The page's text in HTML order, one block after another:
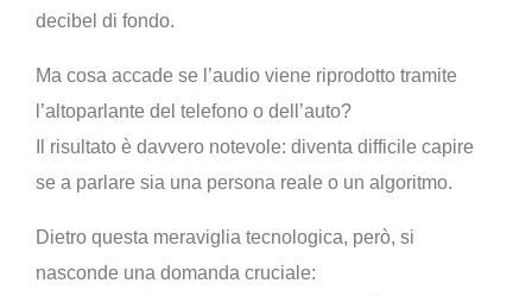
decibel di fondo.
Ma cosa accade se l’audio viene riprodotto tramite
l’altoparlante del telefono o dell’auto?
Il risultato è davvero notevole: diventa difficile capire
se a parlare sia una persona reale o un algoritmo.
Dietro questa meraviglia tecnologica, però, si
nasconde una domanda cruciale: